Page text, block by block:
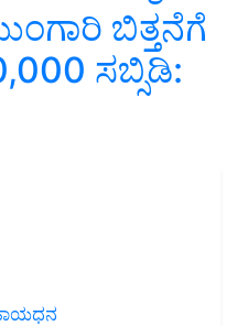
ಬಿತ್ತನೆಗೆ
ಸಬ್ಸಿಡಿ: